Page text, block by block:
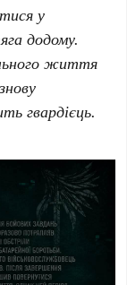
у
додому.
життя
гвардієць.